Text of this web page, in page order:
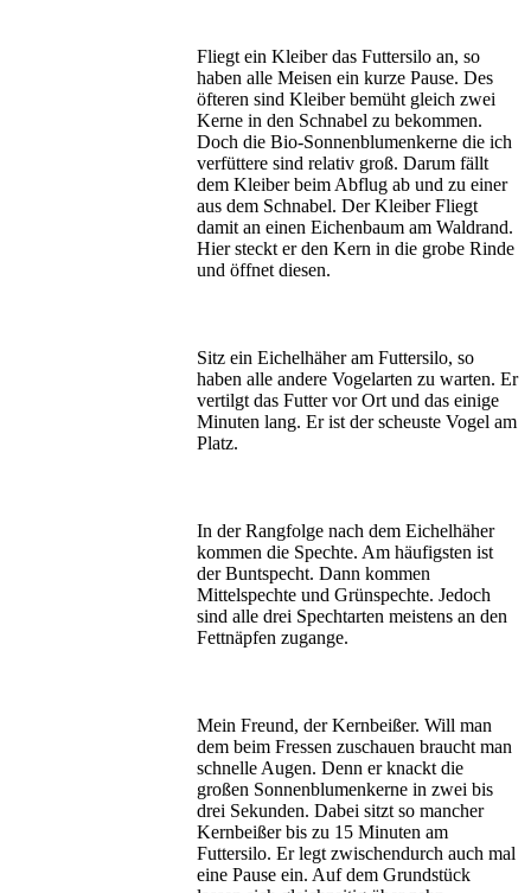
Fliegt ein Kleiber das Futtersilo an, so
haben alle Meisen ein kurze Pause. Des
öfteren sind Kleiber bemüht gleich zwei
Kerne in den Schnabel zu bekommen.
Doch die Bio-Sonnenblumenkerne die ich
verfüttere sind relativ groß. Darum fällt
dem Kleiber beim Abflug ab und zu einer
aus dem Schnabel. Der Kleiber Fliegt
damit an einen Eichenbaum am Waldrand.
Hier steckt er den Kern in die grobe Rinde
und öffnet diesen.
Sitz ein Eichelhäher am Futtersilo, so
haben alle andere Vogelarten zu warten. Er
vertilgt das Futter vor Ort und das einige
Minuten lang. Er ist der scheuste Vogel am
Platz.
In der Rangfolge nach dem Eichelhäher
kommen die Spechte. Am häufigsten ist
der Buntspecht. Dann kommen
Mittelspechte und Grünspechte. Jedoch
sind alle drei Spechtarten meistens an den
Fettnäpfen zugange.
Mein Freund, der Kernbeißer. Will man
dem beim Fressen zuschauen braucht man
schnelle Augen. Denn er knackt die
großen Sonnenblumenkerne in zwei bis
drei Sekunden. Dabei sitzt so mancher
Kernbeißer bis zu 15 Minuten am
Futtersilo. Er legt zwischendurch auch mal
eine Pause ein. Auf dem Grundstück